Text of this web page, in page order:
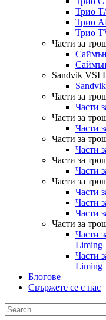
Трио
Трио
Трио
Части за
Sandvik VSI
Части за
Части
Части за
Части
Части за
Части
Части за
Части
Части за
Части
Части
Части
Части за
Части
Liming
Части
Liming
Блогове
Свържете се с нас